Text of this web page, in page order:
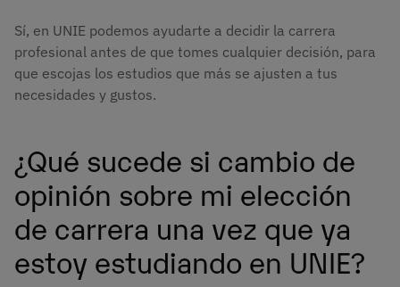
Sí, en UNIE podemos ayudarte a decidir la carrera
profesional antes de que tomes cualquier decisión, para
que escojas los estudios que más se ajusten a tus
necesidades y gustos.
¿Qué sucede si cambio de
opinión sobre mi elección
de carrera una vez que ya
estoy estudiando en UNIE?